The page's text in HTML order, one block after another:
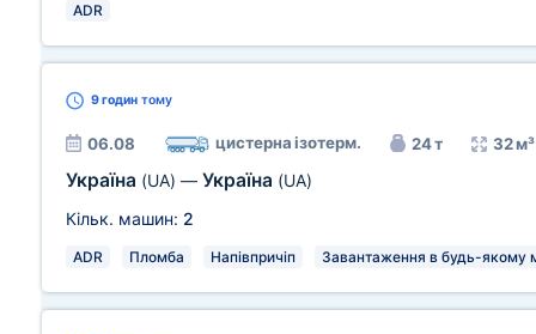
ADR
9 годин тому
06.08 цистерна ізотерм. 24 т 32 м³
Україна (UA) — Україна (UA)
Кільк. машин: 2
ADR Пломба Напівпричіп Завантаження в будь-якому